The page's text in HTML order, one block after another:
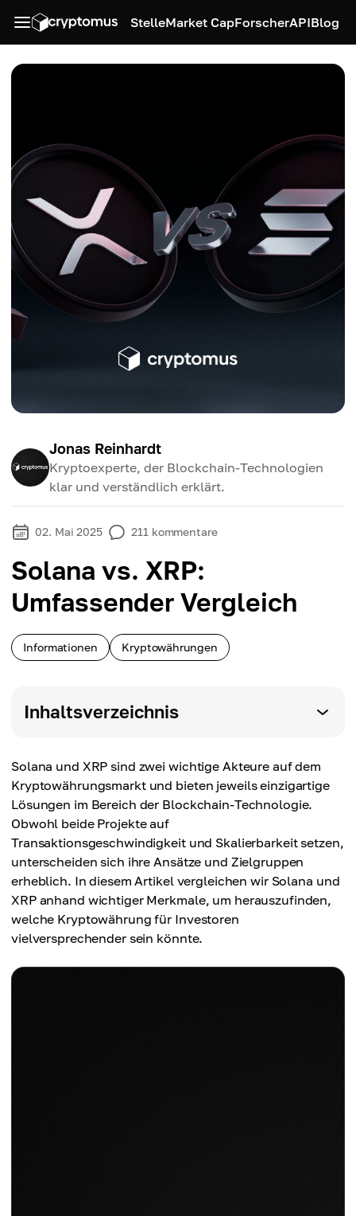
StelleMarket CapForscherAPIBlog
Jonas Reinhardt
Kryptoexperte, der Blockchain-Technologien
klar und verständlich erklärt.
02. Mai 2025 211 kommentare
Solana vs. XRP:
Umfassender Vergleich
Informationen Kryptowährungen
Inhaltsverzeichnis
Solana und XRP sind zwei wichtige Akteure auf dem
Kryptowährungsmarkt und bieten jeweils einzigartige
Lösungen im Bereich der Blockchain-Technologie.
Obwohl beide Projekte auf
Transaktionsgeschwindigkeit und Skalierbarkeit setzen,
unterscheiden sich ihre Ansätze und Zielgruppen
erheblich. In diesem Artikel vergleichen wir Solana und
XRP anhand wichtiger Merkmale, um herauszufinden,
welche Kryptowährung für Investoren
vielversprechender sein könnte.